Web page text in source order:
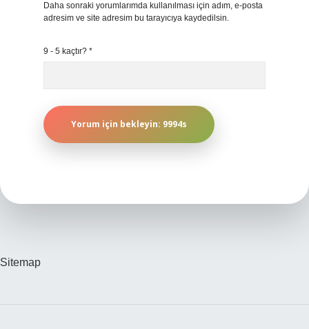
Daha sonraki yorumlarımda kullanılması için adım, e-posta
adresim ve site adresim bu tarayıcıya kaydedilsin.
9 - 5 kaçtır? *
Sitemap